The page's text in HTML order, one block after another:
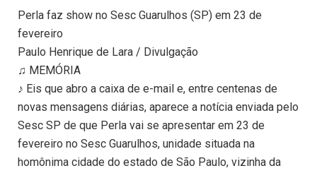
Perla faz show no Sesc Guarulhos (SP) em 23 de
fevereiro
Paulo Henrique de Lara / Divulgação
♫ MEMÓRIA
♪ Eis que abro a caixa de e-mail e, entre centenas de
novas mensagens diárias, aparece a notícia enviada pelo
Sesc SP de que Perla vai se apresentar em 23 de
fevereiro no Sesc Guarulhos, unidade situada na
homônima cidade do estado de São Paulo, vizinha da